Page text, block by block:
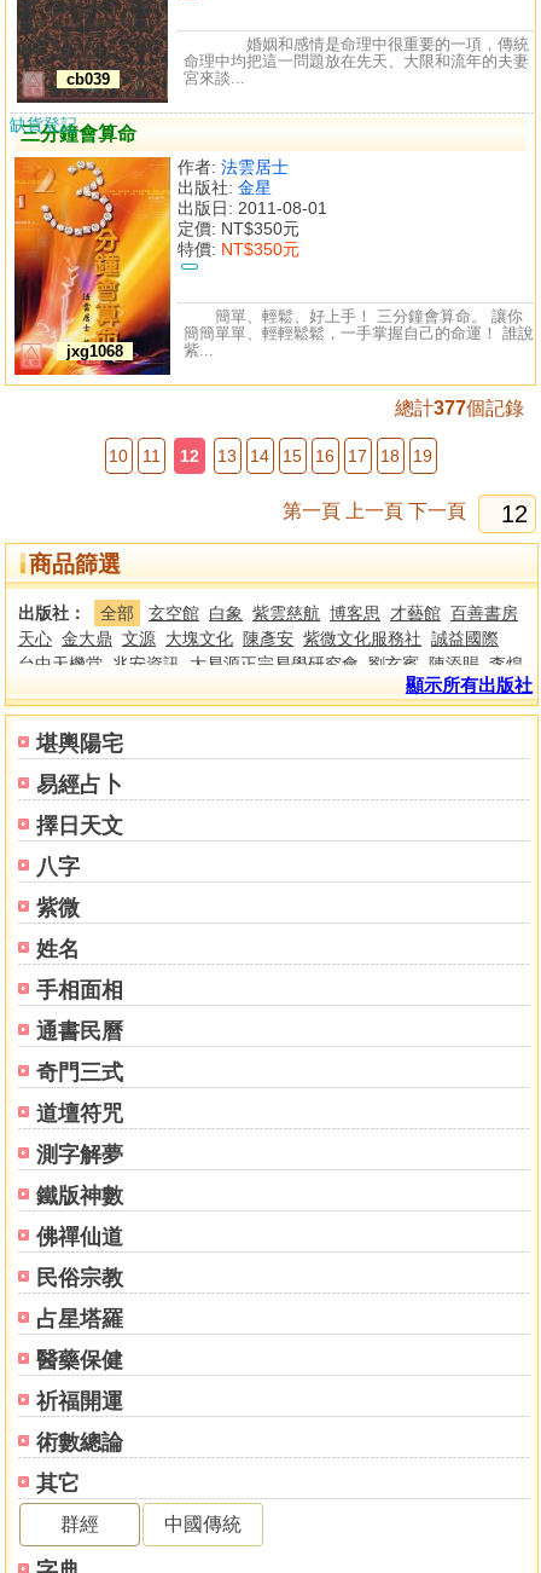
堪輿陽宅
易經占卜
擇日天文
八字
紫微
姓名
手相面相
通書民曆
奇門三式
道壇符咒
測字解夢
鐵版神數
佛禪仙道
民俗宗教
占星塔羅
醫藥保健
祈福開運
術數總論
其它
群經 中國傳統
cb039
婚姻和感情是命理中很重要的一項，傳統
命理中均把這一問題放在先天、大限和流年的夫妻
宮來談...
三分鐘會算命
jxg1068
作者: 法雲居士
出版社: 金星
出版日: 2011-08-01
定價: NT$350元
特價: NT$350元
缺貨登記
簡單、輕鬆、好上手！ 三分鐘會算命。 讓你
簡簡單單、輕輕鬆鬆，一手掌握自己的命運！ 誰說
紫...
總計377個記錄
10 11 12 13 14 15 16 17 18 19
第一頁 上一頁 下一頁
商品篩選
出版社： 全部 玄空館 白象 紫雲慈航 博客思 才藝館 百善書房
天心 金大鼎 文源 大塊文化 陳彥安 紫微文化服務社 誠益國際
台中天機堂 兆安資訊 大易源正宗易學研究會 劉玄賓 陳添賜 李煌
現代美 大夢
小澂寶人文講堂 宏然流生身靈治本中心 許銓仁 李樵 武陵/進源
秦安男
冠元科研協會
大孚 行卯 瑞成 竹林 華成 知青 金星 京洋 武陵 集文 育林 進
源
益群 宋林
鼎文 世一 春光
顯示所有出版社